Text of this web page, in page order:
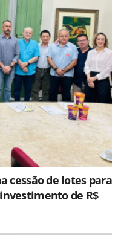
cessão de lotes para
de R$